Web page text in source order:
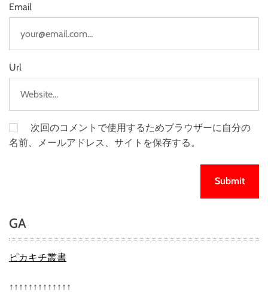
Email
Url
次回のコメントで使用するためブラウザーに自分の
名前、メールアドレス、サイトを保存する。
GA
ピカキチ叢書
↑↑↑↑↑↑↑↑↑↑↑↑↑